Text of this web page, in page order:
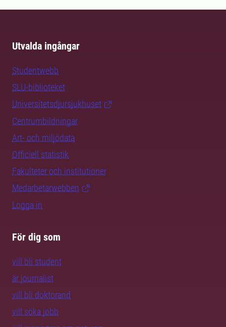
Utvalda ingångar
Studentwebb
SLU-biblioteket
Universitetsdjursjukhuset
Centrumbildningar
Art- och miljödata
Officiell statistik
Fakulteter och institutioner
Medarbetarwebben
Logga in
För dig som
vill bli student
är journalist
vill bli doktorand
vill söka jobb